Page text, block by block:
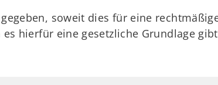
soweit dies für eine
hierfür eine gesetzliche Grundlage